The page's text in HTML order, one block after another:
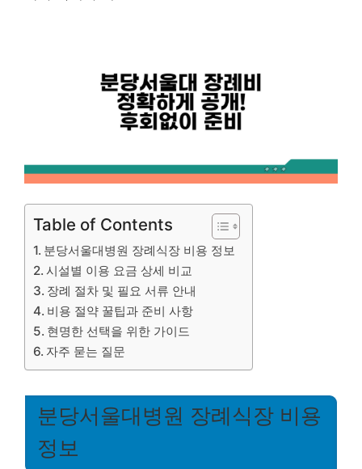
Table of Contents
분당서울대병원 장례식장 비용 정보
시설별 이용 요금 상세 비교
장례 절차 및 필요 서류 안내
비용 절약 꿀팁과 준비 사항
현명한 선택을 위한 가이드
자주 묻는 질문
분당서울대병원 장례식장 비용
정보